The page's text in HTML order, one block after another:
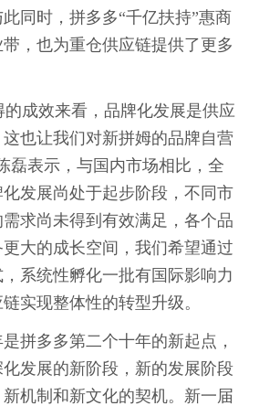
同时，拼多多“千亿扶持”惠商
，也为重仓供应链提供了更多
的成效来看，品牌化发展是供应
也让我们对新拼姆的品牌自营
磊表示，与国内市场相比，全
发展尚处于起步阶段，不同市
求尚未得到有效满足，各个品
大的成长空间，我们希望通过
系统性孵化一批有国际影响力
实现整体性的转型升级。
拼多多第二个十年的新起点，
发展的新阶段，新的发展阶段
机制和新文化的契机。新一届